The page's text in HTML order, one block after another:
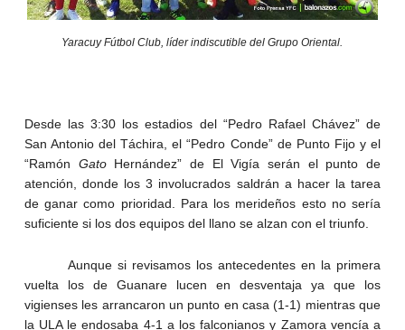
Yaracuy Fútbol Club, líder indiscutible del Grupo Oriental.
Desde las 3:30 los estadios del “Pedro Rafael Chávez” de
San Antonio del Táchira, el “Pedro Conde” de Punto Fijo y el
“Ramón GatoHernández” de El Vigía serán el punto de
atención, donde los 3 involucrados saldrán a hacer la tarea
de ganar como prioridad. Para los merideños esto no sería
suficiente si los dos equipos del llano se alzan con el triunfo.
Aunque si revisamos los antecedentes en la primera
vuelta los de Guanare lucen en desventaja ya que los
vigienses les arrancaron un punto en casa (1-1) mientras que
la ULA le endosaba 4-1 a los falconianos y Zamora vencía a